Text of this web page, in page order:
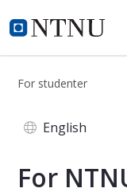
i.ntnu.no
For studenter
For studenter
English
For